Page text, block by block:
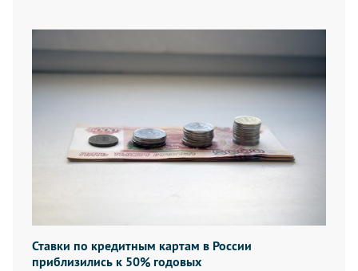
Ставки по кредитным картам в России
приблизились к 50% годовых